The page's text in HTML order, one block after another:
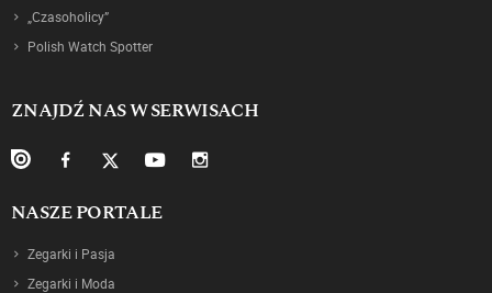
„Czasoholicy”
Polish Watch Spotter
ZNAJDŹ NAS W SERWISACH
NASZE PORTALE
Zegarki i Pasja
Zegarki i Moda